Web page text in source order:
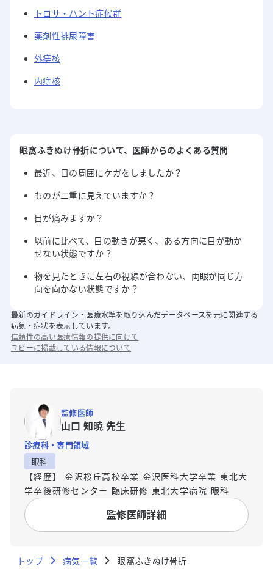
トロサ・ハント症候群
薬剤性排尿障害
外痔核
内痔核
眼窩ふきぬけ骨折について、医師からのよくある質問
最近、目の周囲にケガをしましたか？
ものが二重に見えていますか？
目が痛みますか？
以前に比べて、目の動きが悪く、ある方向に目が動か
せない状態ですか？
物を見たときに左右の視線が合わない、両眼が同じ方
向を向かない状態ですか？
最新のガイドライン・医療水準を取り込んだデータベースを元に関連する
病気・症状を表示しています。
信頼性の高い医療情報の提供に向けて
ユビーに掲載している情報について
監修医師
山口 知暁 先生
診療科・専門領域
眼科
【経歴】 金沢桜丘高校卒業 金沢医科大学卒業 東北大
学卒後研修センター 臨床研修 東北大学病院 眼科
監修医師詳細
トップ 病気一覧 眼窩ふきぬけ骨折